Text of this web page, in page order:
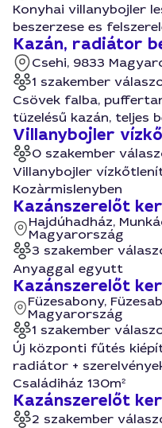
Konyhai villanybojler
beszerzese es
Kazán, radiátor
Csehi, 9833
1 szakember
Csövek falba,
tüzelésű kazán, teljes
Villanybojler
0 szakember
Villanybojler
Kozàrmislenyben
Kazánszerelőt
Hajdúhadház,
Magyarország
3 szakember
Anyaggal egyutt
Kazánszerelőt
Füzesabony,
Magyarország
1 szakember
Új központi fűtés
radiátor +
Családiház 130m²
Kazánszerelőt
2 szakember